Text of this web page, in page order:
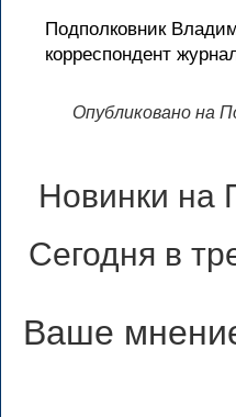
Подполковник
корреспондент
Опубликовано на
Новинки на
Сегодня в
Ваше